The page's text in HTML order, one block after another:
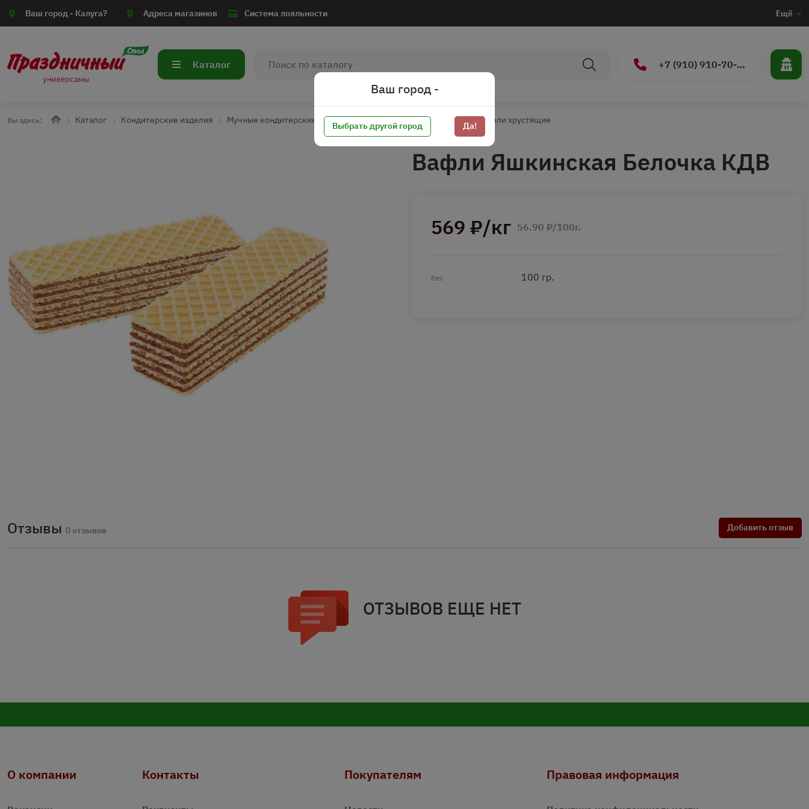
Ваш город - Калуга? Адреса магазинов Система лояльности Ещё
Каталог +7 (910) 910-70-15
Вы здесь: Каталог Кондитерские изделия Мучные кондитерские изделия Печенье/Вафли/Пряники Вафли хрустящие
Вафли Яшкинская Белочка КДВ
569 ₽/кг 56.90 ₽/100г.
Вес 100 гр.
Отзывы 0 отзывов Добавить отзыв
ОТЗЫВОВ ЕЩЕ НЕТ
О компании Контакты Покупателям Правовая информация
Ваш город -
Выбрать другой город Да!